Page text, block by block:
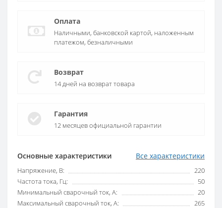
Основные характеристики Все характеристики
Напряжение, В:
220
Частота тока, Гц:
50
Минимальный сварочный ток, А:
20
Максимальный сварочный ток, А:
265
Оплата
Наличными, банковской картой, наложенным
платежом, безналичными
Возврат
14 дней на возврат товара
Гарантия
12 месяцев официальной гарантии